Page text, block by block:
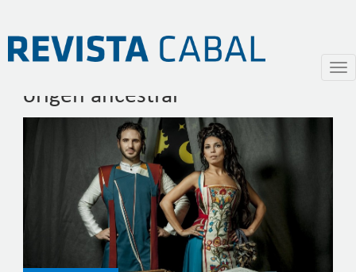
Pasar
contenido
Tonolec, música fusión de
origen ancestral